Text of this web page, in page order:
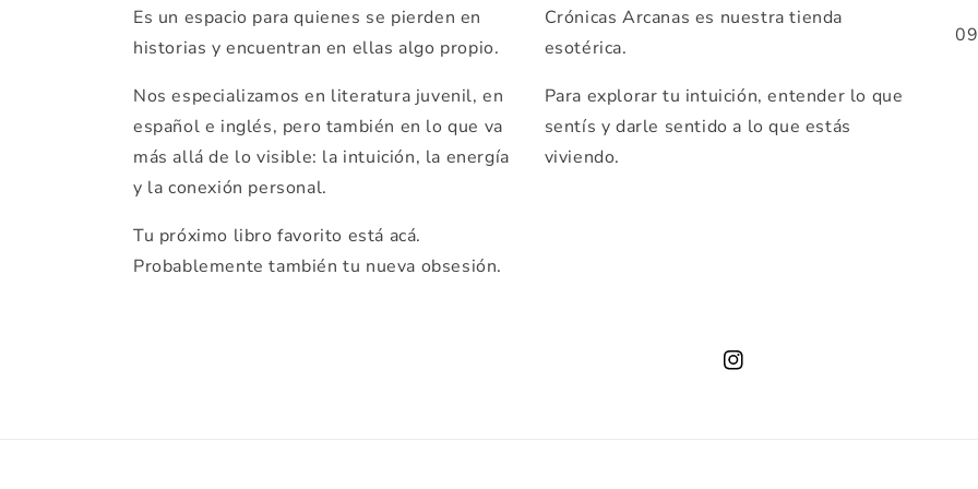
Es un espacio para quienes se pierden en
historias y encuentran en ellas algo propio.
Nos especializamos en literatura juvenil, en
español e inglés, pero también en lo que va
más allá de lo visible: la intuición, la energía
y la conexión personal.
Tu próximo libro favorito está acá.
Probablemente también tu nueva obsesión.
Crónicas Arcanas es nuestra tienda
esotérica.
Para explorar tu intuición, entender lo que
sentís y darle sentido a lo que estás
viviendo.
Instagram